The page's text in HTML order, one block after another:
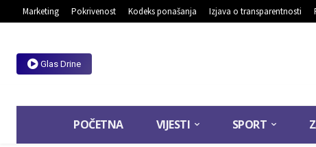
Marketing Pokrivenost Kodeks ponašanja Izjava o transparentnosti
Glas Drine
POČETNA VIJESTI SPORT